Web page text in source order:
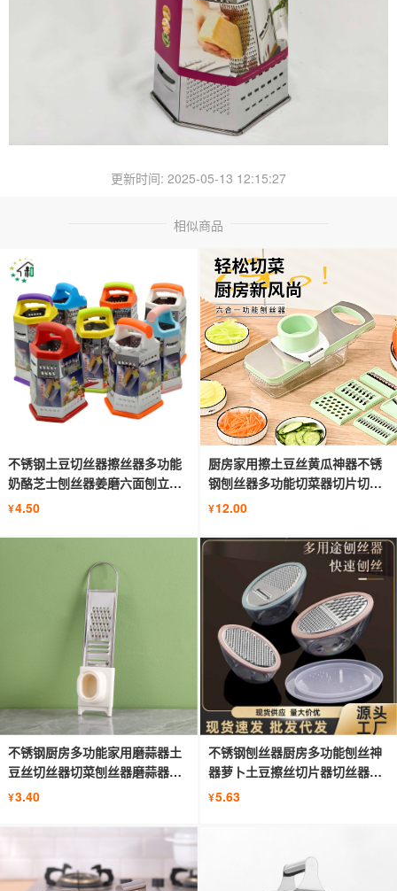
更新时间: 2025-05-13 12:15:27
相似商品
不锈钢土豆切丝器擦丝器多功能
奶酪芝士刨丝器姜磨六面刨立式
瓜刨
¥4.50
厨房家用擦土豆丝黄瓜神器不锈
钢刨丝器多功能切菜器切片切丝
器
¥12.00
不锈钢厨房多功能家用磨蒜器土
豆丝切丝器切菜刨丝器磨蒜器批
发
¥3.40
不锈钢刨丝器厨房多功能刨丝神
器萝卜土豆擦丝切片器切丝器切
菜器
¥5.63